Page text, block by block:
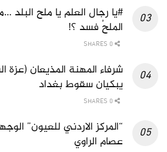
#يا رجال العلم يا ملح البلد
الملحُ فسد ؟!
شرفاء المهنة المذيعان
يبكيان سقوط بغداد
“المركز الاردني للعيون”
عصام الراوي